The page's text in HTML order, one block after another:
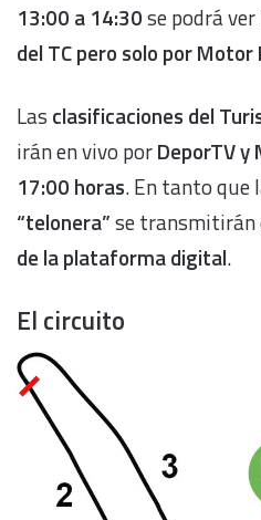
13:00 a 14:30se podrá
del TC pero solo por Motor
Las clasificaciones del
irán en vivo porDeporTV y
17:00 horas. En tanto que
“telonera”se transmitirán
de la plataforma digital.
El circuito